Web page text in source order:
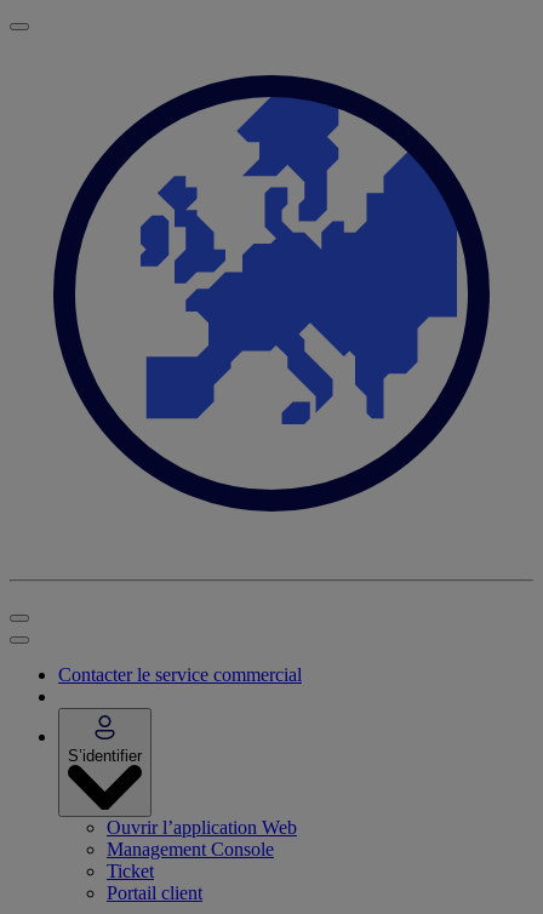
Contacter le service commercial
S’identifier
Ouvrir l’application Web
Management Console
Ticket
Portail client